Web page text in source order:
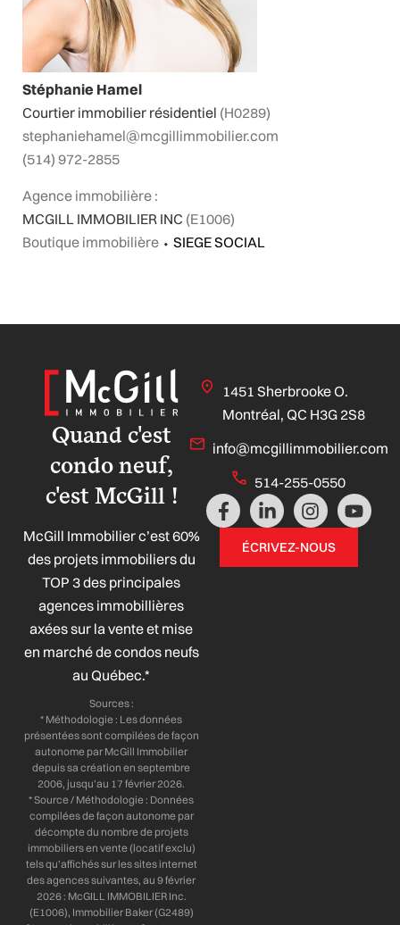
Stéphanie Hamel
Courtier immobilier résidentiel (H0289)
stephaniehamel@mcgillimmobilier.com
(514) 972-2855
Agence immobilière :
MCGILL IMMOBILIER INC (E1006)
Boutique immobilière ⬩ SIEGE SOCIAL
Quand c'est
condo neuf,
c'est McGill !
McGill Immobilier c’est 60%
des projets immobiliers du
TOP 3 des principales
agences immobillières
axées sur la vente et mise
en marché de condos neufs
au Québec.*
Sources :
* Méthodologie : Les données
présentées sont compilées de façon
autonome par McGill Immobilier
depuis sa création en septembre
2006, jusqu’au 17 février 2026.
* Source / Méthodologie : Données
compilées de façon autonome par
décompte du nombre de projets
immobiliers en vente (locatif exclu)
tels qu’affichés sur les sites internet
des agences suivantes, au 9 février
2026 : McGILL IMMOBILIER Inc.
(E1006), Immobilier Baker (G2489)
1451 Sherbrooke O.
Montréal, QC H3G 2S8
info@mcgillimmobilier.com
514-255-0550
F
a
L
i
n
k
I
n
s
t
Y
o
ÉCRIVEZ-NOUS